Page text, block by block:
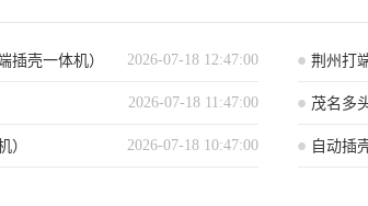
2026-07-18 12:47:00
插壳一体机） 荆州打
2026-07-18 11:47:00 茂名多
2026-07-18 10:47:00
） 自动插